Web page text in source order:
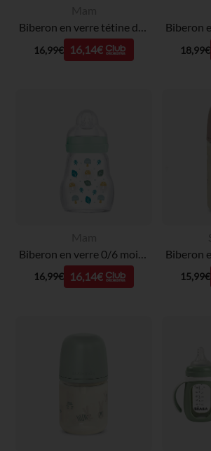
Biberon en verre tétine débit 1 0-6 mois 170 ml – Blanc
16,99€ 16,14€ 18,99€
Biberon en verre 0/6 mois 170ml - Tétine débit 1 - Bleu
16,99€ 16,14€ 15,99€